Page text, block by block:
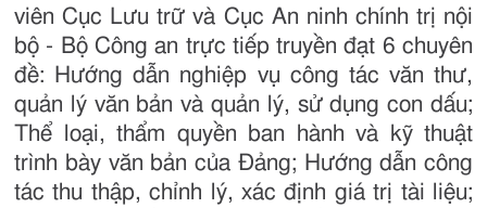
viên Cục Lưu trữ và Cục An ninh chính trị nội
bộ - Bộ Công an trực tiếp truyền đạt 6 chuyên
đề: Hướng dẫn nghiệp vụ công tác văn thư,
quản lý văn bản và quản lý, sử dụng con dấu;
Thể loại, thẩm quyền ban hành và kỹ thuật
trình bày văn bản của Đảng; Hướng dẫn công
tác thu thập, chỉnh lý, xác định giá trị tài liệu;